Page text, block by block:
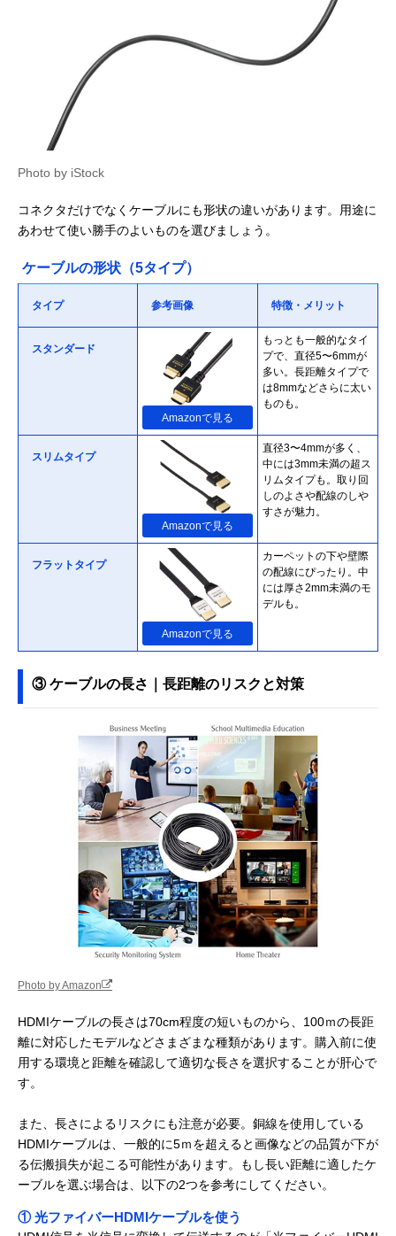
Photo by iStock
コネクタだけでなくケーブルにも形状の違いがあります。用途に
あわせて使い勝手のよいものを選びましょう。
ケーブルの形状（5タイプ）
タイプ 参考画像 特徴・メリット
スタンダード
Amazonで見る
もっとも一般的なタイ
プで、直径5〜6mmが
多い。長距離タイプで
は8mmなどさらに太い
ものも。
スリムタイプ
Amazonで見る
直径3〜4mmが多く、
中には3mm未満の超ス
リムタイプも。取り回
しのよさや配線のしや
すさが魅力。
フラットタイプ
Amazonで見る
カーペットの下や壁際
の配線にぴったり。中
には厚さ2mm未満のモ
デルも。
Amazonで見る
とで収納しやすいタイ
ント。
カールコードタイ
Amazonで見る
伸縮自在で、動きにあ
わせて伸ばすことが可
能。一眼レフカメラと
外部モニターを接続す
るのに適したタイプ。
③ ケーブルの長さ｜長距離のリスクと対策
Photo by Amazon
HDMIケーブルの長さは70cm程度の短いものから、100ｍの長距
離に対応したモデルなどさまざまな種類があります。購入前に使
用する環境と距離を確認して適切な長さを選択することが肝心で
す。
また、長さによるリスクにも注意が必要。銅線を使用している
HDMIケーブルは、一般的に5ｍを超えると画像などの品質が下が
る伝搬損失が起こる可能性があります。もし長い距離に適したケ
ーブルを選ぶ場合は、以下の2つを参考にしてください。
① 光ファイバーHDMIケーブルを使う